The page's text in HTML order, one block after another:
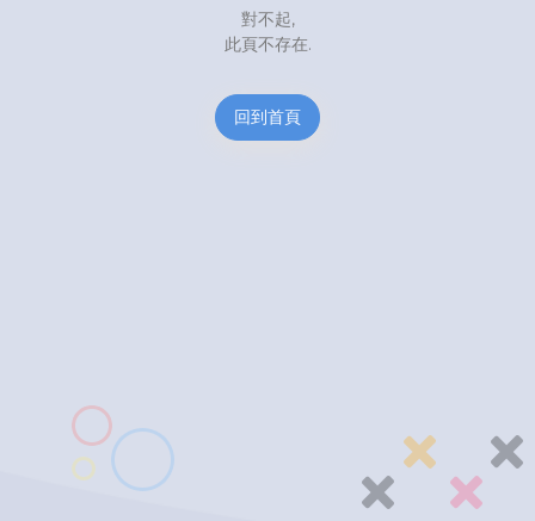
對不起,
此頁不存在.
回到首頁